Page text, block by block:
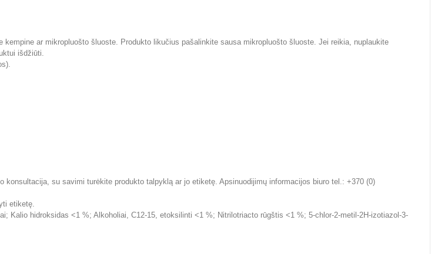
ar mikropluošto šluoste. Produkto likučius pašalinkite sausa mikropluošto šluoste. Jei reikia, nuplaukite
išdžiūti.
konsultacija, su savimi turėkite produkto talpyklą ar jo etiketę. Apsinuodijimų informacijos biuro tel.: +370 (0)
etiketę.
Kalio hidroksidas <1 %; Alkoholiai, C12-15, etoksilinti <1 %; Nitrilotriacto rūgštis <1 %; 5-chlor-2-metil-2H-izotiazol-3-